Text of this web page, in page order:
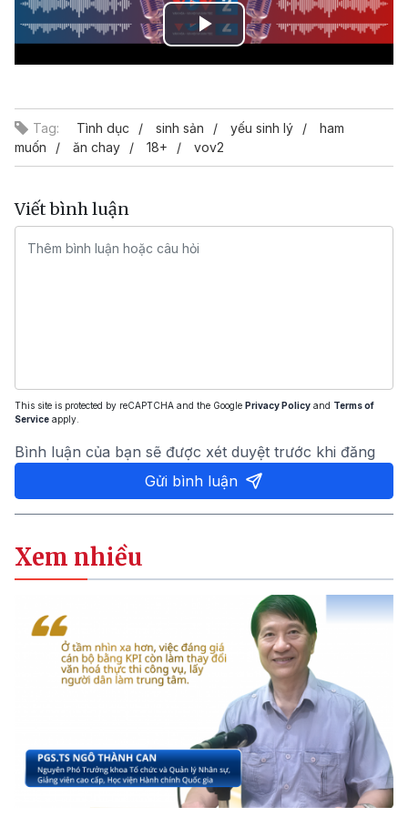
Play
Tag: Tình dục sinh sản yếu sinh lý
ham
muốn
ăn chay 18+ vov2
Viết bình luận
This site is protected by reCAPTCHA and the Google Privacy Policy and Terms of
Service apply.
Bình luận của bạn sẽ được xét duyệt trước khi đăng
Gửi bình luận
Xem nhiều